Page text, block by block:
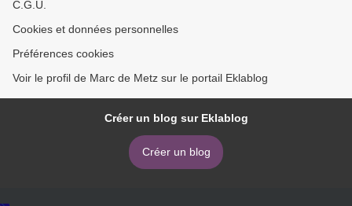
C.G.U.
Cookies et données personnelles
Préférences cookies
Voir le profil de Marc de Metz sur le portail Eklablog
Créer un blog sur Eklablog
Créer un blog